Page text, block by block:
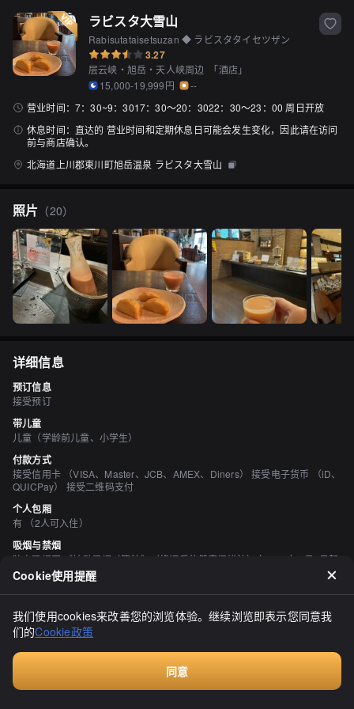
ラビスタ大雪山
Rabisutataisetsuzan ◆ ラビスタタイセツザン
3.27
层云峡・旭岳・天人峡周边 「酒店」
15,000-19,999円
--
营业时间： 7：30~9：3017：30〜20：3022：30〜23：00 周日开放
休息时间： 直达的 营业时间和定期休息日可能会发生变化，因此请在访问
前与商店确认。
北海道上川郡東川町旭岳温泉 ラビスタ大雪山
照片 （20）
详细信息
预订信息
接受预订
带儿童
儿童（学龄前儿童、小学生）
付款方式
接受信用卡 （VISA、Master、JCB、AMEX、Diners） 接受电子货币 （iD、
QUICPay） 接受二维码支付
个人包厢
有 （2人可入住）
吸烟与禁烟
独立吸烟区 《被动吸烟对策法》（修订后的健康促进法）自2020年4月1日起
生效，可能与最新信息有所不同，因此请在访问商店之前与商店确认。
停车场
有
酒水
评价（20）
Cookie使用提醒
我们使用cookies来改善您的浏览体验。继续浏览即表示您同意我
们的Cookie政策
同意